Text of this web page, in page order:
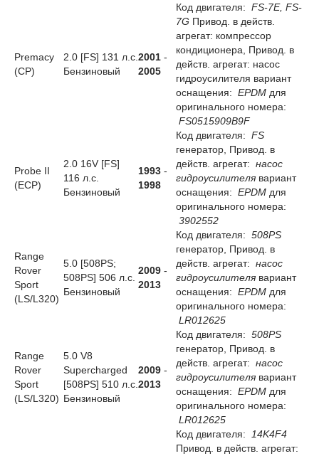
Premacy
(CP)
2.0 [FS] 131 л.с.
Бензиновый
2001 -
2005
Код двигателя: FS-7E, FS-
7G Привод. в действ.
агрегат: компрессор
кондиционера, Привод. в
действ. агрегат: насос
гидроусилителя вариант
оснащения: EPDM для
оригинального номера:
FS0515909B9F
Probe II
(ECP)
2.0 16V [FS]
116 л.с.
Бензиновый
1993 -
1998
Код двигателя: FS
генератор, Привод. в
действ. агрегат: насос
гидроусилителя вариант
оснащения: EPDM для
оригинального номера:
3902552
Range
Rover
Sport
(LS/L320)
5.0 [508PS;
508PS] 506 л.с.
Бензиновый
2009 -
2013
Код двигателя: 508PS
генератор, Привод. в
действ. агрегат: насос
гидроусилителя вариант
оснащения: EPDM для
оригинального номера:
LR012625
Range
Rover
Sport
(LS/L320)
5.0 V8
Supercharged
[508PS] 510 л.с.
Бензиновый
2009 -
2013
Код двигателя: 508PS
генератор, Привод. в
действ. агрегат: насос
гидроусилителя вариант
оснащения: EPDM для
оригинального номера:
LR012625
Код двигателя:
14K4F4
Привод. в действ. агрегат: